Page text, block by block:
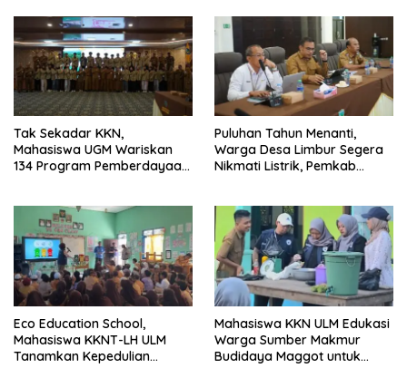
Tak Sekadar KKN,
Mahasiswa UGM Wariskan
134 Program Pemberdayaan
Puluhan Tahun Menanti,
Warga Desa Limbur Segera
Nikmati Listrik, Pemkab
Eco Education School,
Mahasiswa KKNT-LH ULM
Tanamkan Kepedulian
Mahasiswa KKN ULM Edukasi
Warga Sumber Makmur
Budidaya Maggot untuk